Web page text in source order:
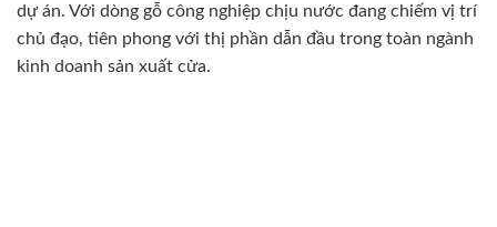
dự án. Với dòng gỗ công nghiệp chịu nước đang chiếm vị trí
chủ đạo, tiên phong với thị phần dẫn đầu trong toàn ngành
kinh doanh sản xuất cửa.